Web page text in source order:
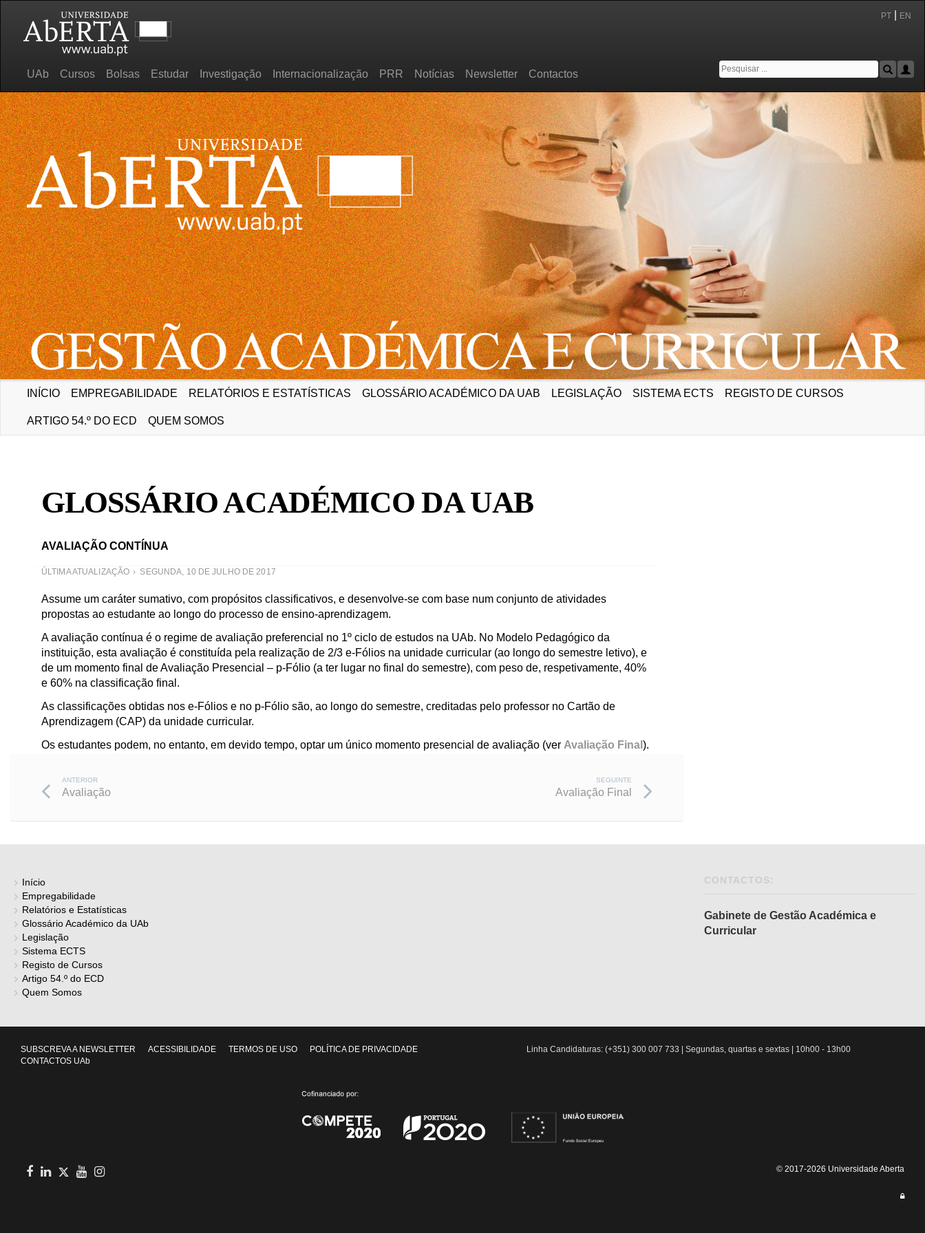
PT| EN
UAb Cursos Bolsas Estudar Investigação Internacionalização PRR Notícias Newsletter Contactos
INÍCIO EMPREGABILIDADE RELATÓRIOS E ESTATÍSTICAS GLOSSÁRIO ACADÉMICO DA UAB LEGISLAÇÃO SISTEMA ECTS REGISTO DE CURSOS
ARTIGO 54.º DO ECD QUEM SOMOS
GLOSSÁRIO ACADÉMICO DA UAB
AVALIAÇÃO CONTÍNUA
ÚLTIMA ATUALIZAÇÃO SEGUNDA, 10 DE JULHO DE 2017
Assume um caráter sumativo, com propósitos classificativos, e desenvolve-se com base num conjunto de atividades
propostas ao estudante ao longo do processo de ensino-aprendizagem.
A avaliação contínua é o regime de avaliação preferencial no 1º ciclo de estudos na UAb. No Modelo Pedagógico da
instituição, esta avaliação é constituída pela realização de 2/3 e-Fólios na unidade curricular (ao longo do semestre letivo), e
de um momento final de Avaliação Presencial – p-Fólio (a ter lugar no final do semestre), com peso de, respetivamente, 40%
e 60% na classificação final.
As classificações obtidas nos e-Fólios e no p-Fólio são, ao longo do semestre, creditadas pelo professor no Cartão de
Aprendizagem (CAP) da unidade curricular.
Os estudantes podem, no entanto, em devido tempo, optar um único momento presencial de avaliação (ver Avaliação Final ).
Post
ANTERIOR
Avaliação
SEGUINTE
Avaliação Final
Início
Empregabilidade
Relatórios e Estatísticas
Glossário Académico da UAb
Legislação
Sistema ECTS
Registo de Cursos
Artigo 54.º do ECD
Quem Somos
CONTACTOS:
Gabinete de Gestão Académica e
Curricular
SUBSCREVA A NEWSLETTER ACESSIBILIDADE TERMOS DE USO
POLÍTICA DE PRIVACIDADE
CONTACTOS UAb
Linha Candidaturas: (+351) 300 007 733 | Segundas, quartas e sextas | 10h00 - 13h00
Twitter © 2017-2026 Universidade Aberta